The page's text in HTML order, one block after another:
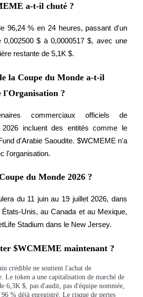
to Share 25000 USDT prize pool!
& Win
to Win 500,000 USDT
Carnival
· 33,333 USDT Bonus
a-t-il chuté ?
96,24 % en 24 heures, passant d'un
0,002500 $ à 0,0000517 $, avec une
restante de 5,1K $.
la Coupe du Monde a-t-il
l'Organisation ?
commerciaux officiels de
2026 incluent des entités comme le
d'Arabie Saoudite. $WCMEME n'a
l'organisation.
du Monde 2026 ?
du 11 juin au 19 juillet 2026, dans
Unis, au Canada et au Mexique,
Stadium dans le New Jersey.
$WCMEME maintenant ?
crédible ne soutient l'achat de
Le token a une capitalisation de marché de
6,3K $, pas d'audit, pas d'équipe nommée,
% déjà enregistré. Le risque de pertes